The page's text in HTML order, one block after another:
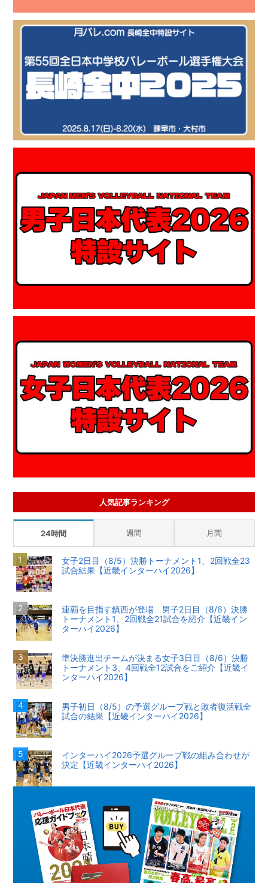
人気記事ランキング
24時間 週間 月間
女子2日目（8/5）決勝トーナメント1、2回戦全23
試合結果【近畿インターハイ2026】
連覇を目指す鎮西が登場 男子2日目（8/6）決勝
トーナメント1、2回戦全21試合を紹介【近畿イン
ターハイ2026】
準決勝進出チームが決まる女子3日目（8/6）決勝
トーナメント3、4回戦全12試合をご紹介【近畿イ
ンターハイ2026】
男子初日（8/5）の予選グループ戦と敗者復活戦全
試合の結果【近畿インターハイ2026】
インターハイ2026予選グループ戦の組み合わせが
決定【近畿インターハイ2026】